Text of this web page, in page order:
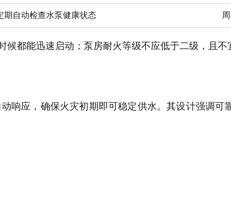
期自动检查水泵健康状态
都能迅速启动；泵房耐火等级不应低于二级，且不
响应，确保火灾初期即可稳定供水。其设计强调